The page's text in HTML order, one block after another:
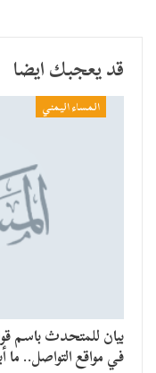
قد يعجبك ايضا
المساء اليمني
بيان للمتحدث باسم
في مواقع التواصل.. ما